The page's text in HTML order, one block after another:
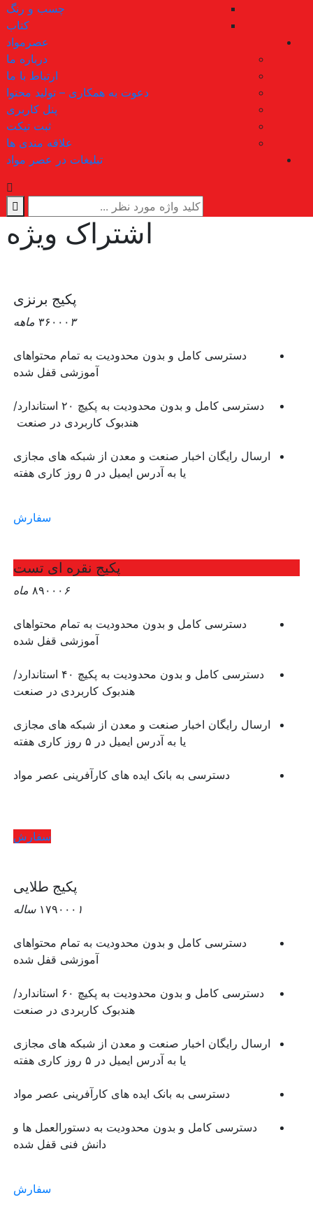
چسب و رنگ
کتاب
عصرمواد
درباره ما
ارتباط با ما
دعوت به همکاری – تولید محتوا
پنل کاربری
ثبت تیکت
علاقه مندی ها
تبلیغات در عصر مواد
اشتراک ویژه
پکیج برنزی
۳۶۰۰۰ ۳ ماهه
دسترسی کامل و بدون محدودیت به تمام محتواهای
آموزشی قفل شده
دسترسی کامل و بدون محدودیت به پکیچ ۲۰ استاندارد/
هندبوک کاربردی در صنعت
ارسال رایگان اخبار صنعت و معدن از شبکه های مجازی
یا به آدرس ایمیل در ۵ روز کاری هفته
سفارش
پکیج نقره ای تست
۸۹۰۰۰ ۶ ماه
دسترسی کامل و بدون محدودیت به تمام محتواهای
آموزشی قفل شده
دسترسی کامل و بدون محدودیت به پکیچ ۴۰ استاندارد/
هندبوک کاربردی در صنعت
ارسال رایگان اخبار صنعت و معدن از شبکه های مجازی
یا به آدرس ایمیل در ۵ روز کاری هفته
دسترسی به بانک ایده های کارآفرینی عصر مواد
سفارش
پکیج طلایی
۱۷۹۰۰۰ ۱ ساله
دسترسی کامل و بدون محدودیت به تمام محتواهای
آموزشی قفل شده
دسترسی کامل و بدون محدودیت به پکیچ ۶۰ استاندارد/
هندبوک کاربردی در صنعت
ارسال رایگان اخبار صنعت و معدن از شبکه های مجازی
یا به آدرس ایمیل در ۵ روز کاری هفته
دسترسی به بانک ایده های کارآفرینی عصر مواد
دسترسی کامل و بدون محدودیت به دستورالعمل ها و
دانش فنی قفل شده
سفارش